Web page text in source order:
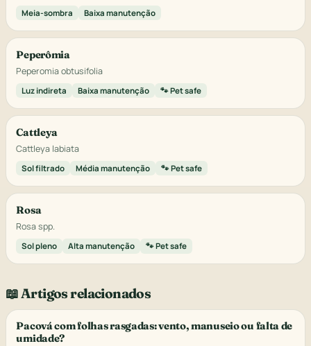
Meia-sombra Baixa manutenção
Peperômia
Peperomia obtusifolia
Luz indireta Baixa manutenção 🐾 Pet safe
Cattleya
Cattleya labiata
Sol filtrado Média manutenção 🐾 Pet safe
Rosa
Rosa spp.
Sol pleno Alta manutenção 🐾 Pet safe
📖 Artigos relacionados
Pacová com folhas rasgadas: vento, manuseio ou falta de
umidade?